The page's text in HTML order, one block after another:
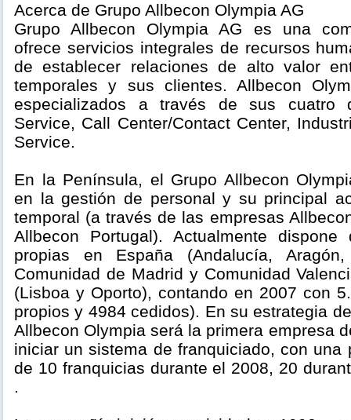
Acerca de Grupo Allbecon Olympia AG
Grupo Allbecon Olympia AG es una
ofrece servicios integrales de recursos
de establecer relaciones de alto valor
temporales y sus clientes. Allbecon
especializados a través de sus cuatro
Service, Call Center/Contact Center,
Service.
En la Península, el Grupo Allbecon
en la gestión de personal y su principal
temporal (a través de las empresas
Allbecon Portugal). Actualmente
propias en España (Andalucía,
Comunidad de Madrid y Comunidad
(Lisboa y Oporto), contando en 2007 con
propios y 4984 cedidos). En su estrategia
Allbecon Olympia será la primera empresa
iniciar un sistema de franquiciado, con una
de 10 franquicias durante el 2008, 20
.